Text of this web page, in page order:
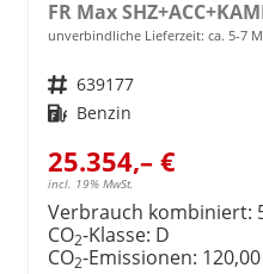
unverbindliche Lieferzeit: ca. 5-7
Fahrzeugnr. 639177
Kraftstoff Benzin
25.354,– €
incl. 19% MwSt.
Verbrauch kombiniert:
CO2-Klasse: D
CO2-Emissionen: